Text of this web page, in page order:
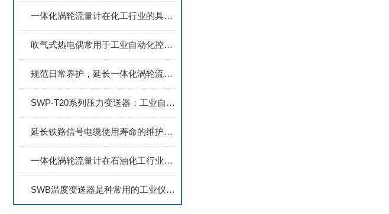
一体化涡轮流量计在化工行业的具体应用
吹气式热电偶常用于工业自动化控制系统中
规范日常养护，延长一体化涡轮流量计使用寿命
SWP-T20系列压力变送器：工业自动化领域的优秀选择
延长铁路信号电缆使用寿命的维护方案
一体化涡轮流量计在石油化工行业的典型应用场景分析
SWB温度变送器是种常用的工业仪表设备